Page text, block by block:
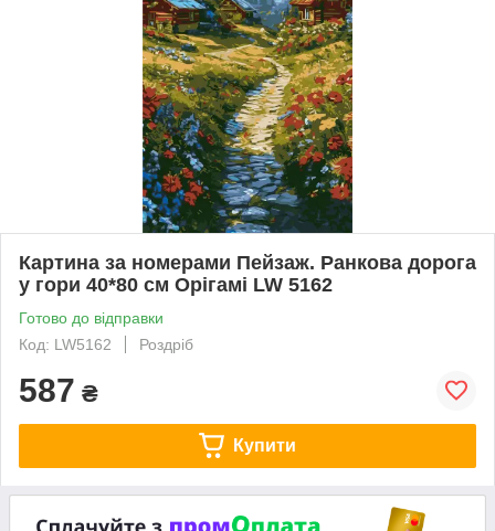
Картина за номерами Пейзаж. Ранкова дорога
у гори 40*80 см Орігамі LW 5162
Готово до відправки
Код: LW5162
Роздріб
587 ₴
Купити